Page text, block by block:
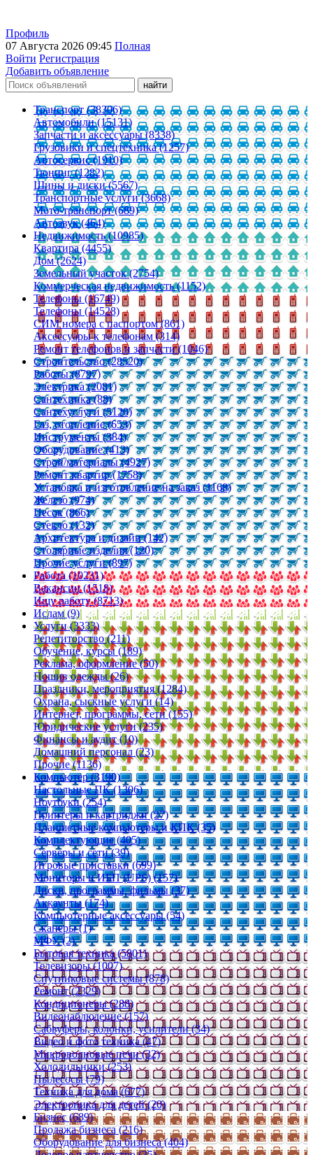
Профиль
07 Августа 2026 09:45 Полная
Войти Регистрация
Добавить объявление
Транспорт (38306)
Автомобили (15131)
Запчасти и аксессуары (8338)
Грузовики и спецтехника (1257)
Автосервис (1910)
Тюнинг (1282)
Шины и диски (5567)
Транспортные услуги (3668)
Мото-транспорт (689)
Автозвук (464)
Недвижимость (10985)
Квартира (4455)
Дом (2624)
Земельный участок (2754)
Коммерческая недвижимость (1152)
Телефоны (16749)
Телефоны (14528)
СИМ номера с паспортом (861)
Аксессуары к телефонам (314)
Ремонт телефонов и запчасти (1046)
Строительство (28520)
Работы (8797)
Электрика (2081)
Сантехника (88)
Сантехуслуги (5120)
Газ, отопление (653)
Инструменты (384)
Оборудование (413)
Строй/материалы (4927)
Ремонт квартир (1758)
Установка и изготовление на заказ (1168)
Железо (974)
Песок (866)
Стекло (132)
Архитектура и дизайн (142)
Столярные изделия (120)
Прочие услуги (897)
Работа (10231)
Вакансии (1518)
Ищу работу (8713)
Ислам (9)
Услуги (3333)
Репетиторство (211)
Обучение, курсы (189)
Реклама, оформление (50)
Пошив одежды (26)
Праздники, мероприятия (1284)
Охрана, сыскные услуги (14)
Интернет, программы, сети (155)
Юридические услуги (235)
Финансы и аудит (10)
Домашний персонал (23)
Прочие (1136)
Компьютер (3190)
Настольные ПК (1306)
Ноутбуки (254)
Принтеры и картриджи (27)
Планшетные компьютеры и КПК (35)
Комплектующие (405)
Серверы и сети (39)
Игровые приставки (699)
Мониторы и ИБП (UPS) (157)
Диски, программы, фильмы (37)
Аккаунты (174)
Компьютерные аксессуары (54)
Сканеры (1)
МФУ (2)
Бытовая техника (5801)
Телевизоры (1007)
Спутниковые системы (878)
Ремонт (2329)
Кондиционеры (288)
Видеонаблюдение (157)
Сабвуферы, колонки, усилители (34)
Видео и фото техника (47)
Микроволновые печи (32)
Холодильники (253)
Пылесосы (79)
Техника для дома (677)
Электроника для детей (20)
Бизнес (689)
Продажа бизнеса (216)
Оборудование для бизнеса (404)